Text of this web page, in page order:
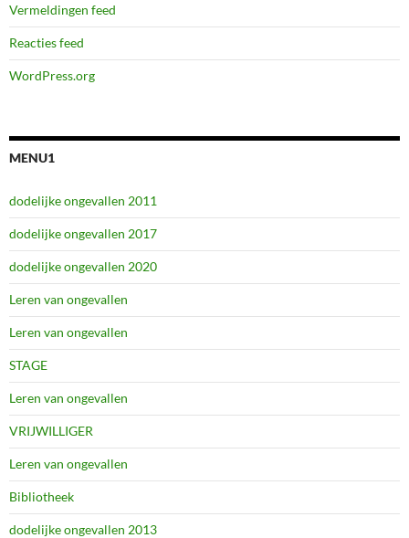
Vermeldingen feed
Reacties feed
WordPress.org
MENU1
dodelijke ongevallen 2011
dodelijke ongevallen 2017
dodelijke ongevallen 2020
Leren van ongevallen
Leren van ongevallen
STAGE
Leren van ongevallen
VRIJWILLIGER
Leren van ongevallen
Bibliotheek
dodelijke ongevallen 2013